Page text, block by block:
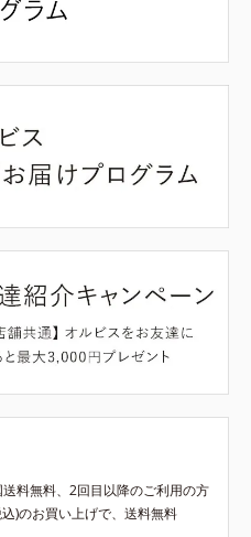
料無料、2回目以降のご利用の方
)のお買い上げで、送料無料